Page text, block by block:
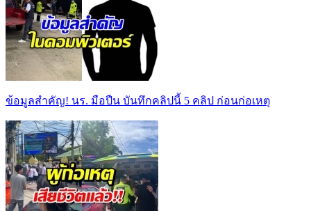
ข้อมูลสำคัญ! นร. มือปืน บันทึกคลิปนี้ 5 คลิป ก่อนก่อเหตุ